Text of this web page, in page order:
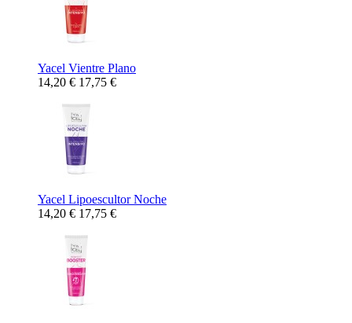
Yacel Vientre Plano
14,20 € 17,75 €
Yacel Lipoescultor Noche
14,20 € 17,75 €